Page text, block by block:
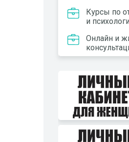
Курсы по
и
Онлайн и